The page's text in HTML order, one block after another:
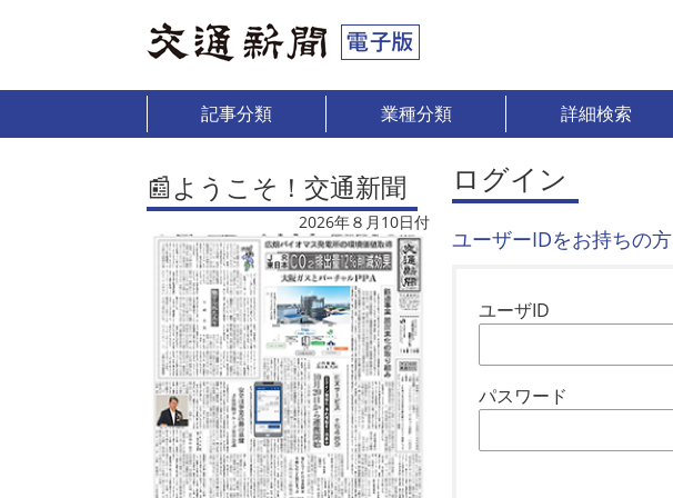
記事分類 業種分類 詳細検索
📰ようこそ！交通新聞
2026年８月10日付
ログイン
ユーザーIDをお持ちの方
ユーザID
パスワード